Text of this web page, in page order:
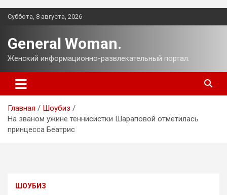
Перейти
Суббота, 8 августа, 2026
General Woman.
Женский информационно-развлекательный портал.
Главная
Шоубиз
На званом ужине теннисистки Шараповой отметилась
принцесса Беатрис
ШОУБИЗ